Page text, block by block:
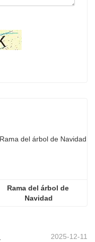
Rama del árbol de
Navidad
2025-12-11